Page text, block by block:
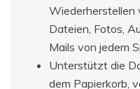
Wiederherstellen
Dateien, Fotos,
Mails von jedem
Unterstützt die
dem Papierkorb,